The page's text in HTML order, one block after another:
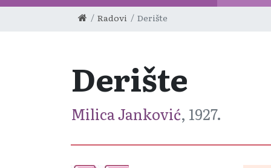
Radovi Derište
Derište
Milica Janković, 1927.